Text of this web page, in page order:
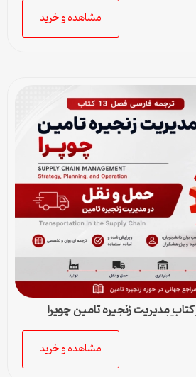
مشاهده و خرید
دانلود ترجمه فصل 13 کتاب مدیریت زنجیره تامین چوپرا
مشاهده و خرید